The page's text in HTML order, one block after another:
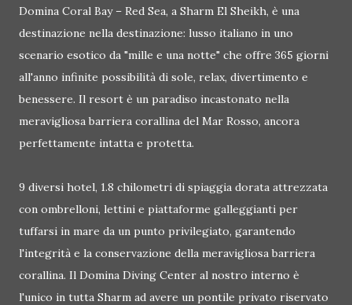
Domina Coral Bay – Red Sea, a Sharm El Sheikh, è una
destinazione nella destinazione: lusso italiano in uno
scenario esotico da "mille e una notte" che offre 365 giorni
all'anno infinite possibilità di sole, relax, divertimento e
benessere. Il resort è un paradiso incastonato nella
meravigliosa barriera corallina del Mar Rosso, ancora
perfettamente intatta e protetta.
9 diversi hotel, 1.8 chilometri di spiaggia dorata attrezzata
con ombrelloni, lettini e piattaforme galleggianti per
tuffarsi in mare da un punto privilegiato, garantendo
l'integrità e la conservazione della meravigliosa barriera
corallina. Il Domina Diving Center al nostro interno è
l'unico in tutta Sharm ad avere un pontile privato riservato